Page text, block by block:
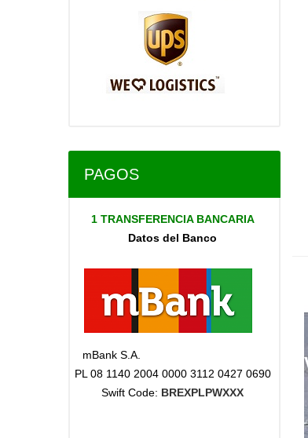
PAGOS
1 TRANSFERENCIA BANCARIA
Datos del Banco
mBank S.A.
PL 08 1140 2004 0000 3112 0427 0690
Swift Code: BREXPLPWXXX